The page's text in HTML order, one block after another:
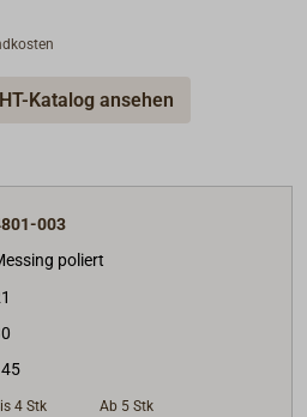
Katalog ansehen
003
poliert
4 Stk Ab 5 Stk